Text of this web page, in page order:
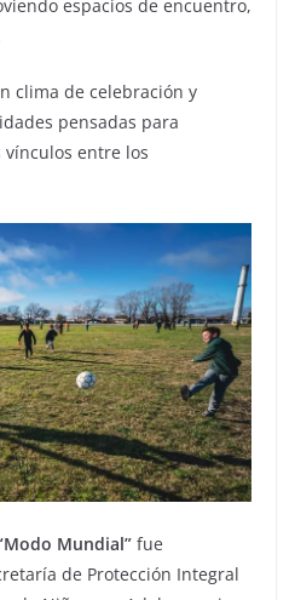
espacios de encuentro,
clima de celebración y
pensadas para
entre los
Mundial” fue
de Protección Integral